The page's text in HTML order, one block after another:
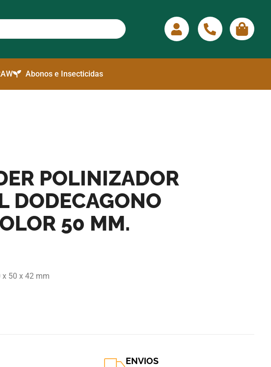
Abonos e Insecticidas
POLINIZADOR
DODECAGONO
50 MM.
x 50 x 42 mm
ENVIOS